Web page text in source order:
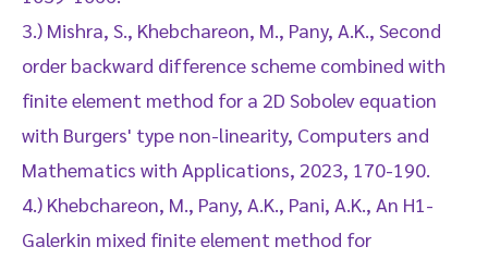
3.) Mishra, S., Khebchareon, M., Pany, A.K., Second
order backward difference scheme combined with
finite element method for a 2D Sobolev equation
with Burgers' type non-linearity, Computers and
Mathematics with Applications, 2023, 170-190.
4.) Khebchareon, M., Pany, A.K., Pani, A.K., An H1-
Galerkin mixed finite element method for